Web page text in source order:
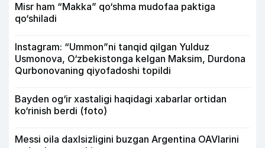
Misr ham “Makka” qo‘shma mudofaa paktiga
qo‘shiladi
Instagram: “Ummon”ni tanqid qilgan Yulduz
Usmonova, O‘zbekistonga kelgan Maksim, Durdona
Qurbonovaning qiyofadoshi topildi
Bayden og‘ir xastaligi haqidagi xabarlar ortidan
ko‘rinish berdi (foto)
Messi oila daxlsizligini buzgan Argentina OAVlarini